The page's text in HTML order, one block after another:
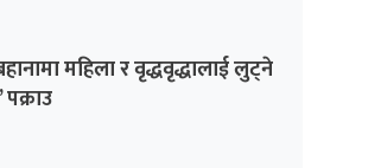
महिला र वृद्धवृद्धालाई लुट्ने